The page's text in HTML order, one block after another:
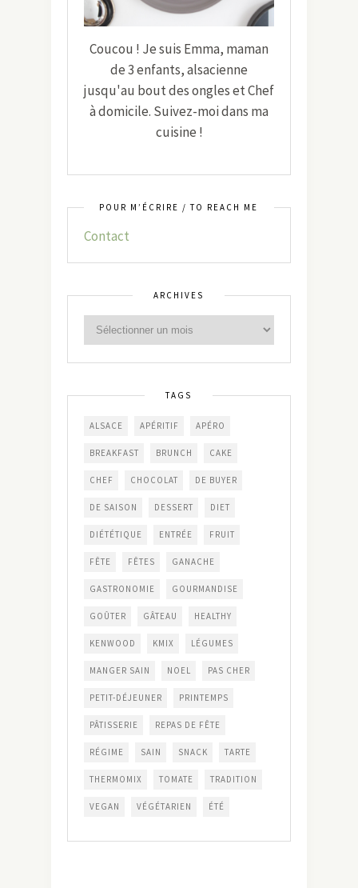
Coucou ! Je suis Emma, maman
de 3 enfants, alsacienne
jusqu'au bout des ongles et Chef
à domicile. Suivez-moi dans ma
cuisine !
POUR M’ÉCRIRE / TO REACH ME
Contact
ARCHIVES
TAGS
ALSACE APÉRITIF APÉRO
BREAKFAST BRUNCH CAKE
CHEF CHOCOLAT DE BUYER
DE SAISON DESSERT DIET
DIÉTÉTIQUE ENTRÉE FRUIT
FÊTE FÊTES GANACHE
GASTRONOMIE GOURMANDISE
GOÛTER GÂTEAU HEALTHY
KENWOOD KMIX LÉGUMES
MANGER SAIN NOEL PAS CHER
PETIT-DÉJEUNER PRINTEMPS
PÂTISSERIE REPAS DE FÊTE
RÉGIME SAIN SNACK TARTE
THERMOMIX TOMATE TRADITION
VEGAN VÉGÉTARIEN ÉTÉ